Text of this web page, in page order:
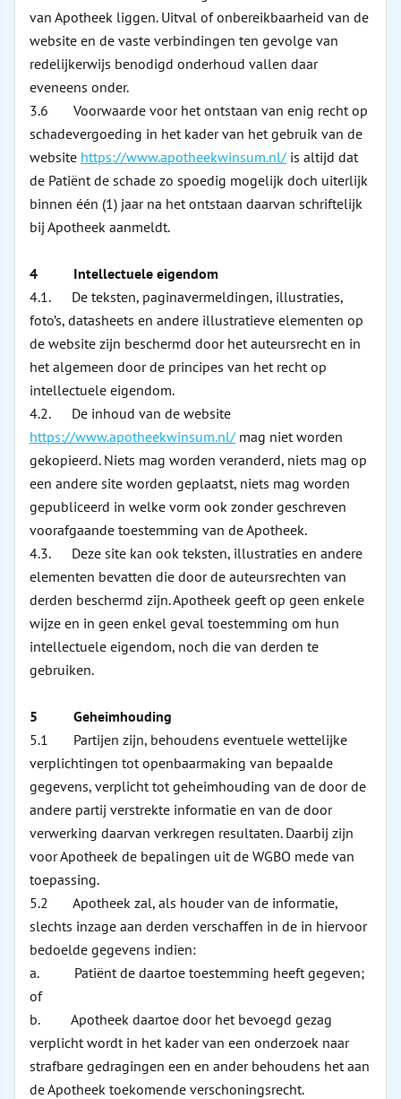
van Apotheek liggen. Uitval of onbereikbaarheid van de
website en de vaste verbindingen ten gevolge van
redelijkerwijs benodigd onderhoud vallen daar
eveneens onder.
3.6 Voorwaarde voor het ontstaan van enig recht op
schadevergoeding in het kader van het gebruik van de
website https://www.apotheekwinsum.nl/ is altijd dat
de Patiënt de schade zo spoedig mogelijk doch uiterlijk
binnen één (1) jaar na het ontstaan daarvan schriftelijk
bij Apotheek aanmeldt.
4 Intellectuele eigendom
4.1. De teksten, paginavermeldingen, illustraties,
foto’s, datasheets en andere illustratieve elementen op
de website zijn beschermd door het auteursrecht en in
het algemeen door de principes van het recht op
intellectuele eigendom.
4.2. De inhoud van de website
https://www.apotheekwinsum.nl/ mag niet worden
gekopieerd. Niets mag worden veranderd, niets mag op
een andere site worden geplaatst, niets mag worden
gepubliceerd in welke vorm ook zonder geschreven
voorafgaande toestemming van de Apotheek.
4.3. Deze site kan ook teksten, illustraties en andere
elementen bevatten die door de auteursrechten van
derden beschermd zijn. Apotheek geeft op geen enkele
wijze en in geen enkel geval toestemming om hun
intellectuele eigendom, noch die van derden te
gebruiken.
5 Geheimhouding
5.1 Partijen zijn, behoudens eventuele wettelijke
verplichtingen tot openbaarmaking van bepaalde
gegevens, verplicht tot geheimhouding van de door de
andere partij verstrekte informatie en van de door
verwerking daarvan verkregen resultaten. Daarbij zijn
voor Apotheek de bepalingen uit de WGBO mede van
toepassing.
5.2 Apotheek zal, als houder van de informatie,
slechts inzage aan derden verschaffen in de in hiervoor
bedoelde gegevens indien:
a. Patiënt de daartoe toestemming heeft gegeven;
of
b. Apotheek daartoe door het bevoegd gezag
verplicht wordt in het kader van een onderzoek naar
strafbare gedragingen een en ander behoudens het aan
de Apotheek toekomende verschoningsrecht.